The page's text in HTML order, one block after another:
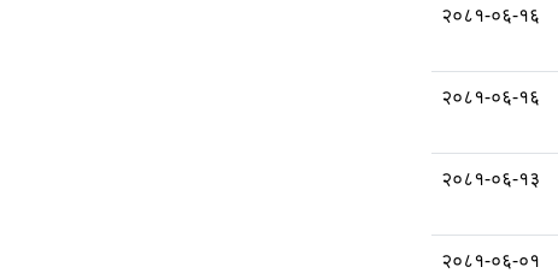
२०८१-०६-१६
२०८१-०६-१६
२०८१-०६-१३
२०८१-०६-०१